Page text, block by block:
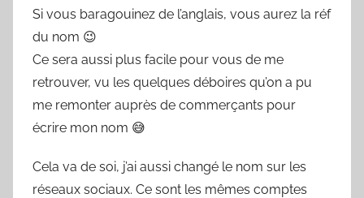
Si vous baragouinez de l’anglais, vous aurez la réf
du nom 😉
Ce sera aussi plus facile pour vous de me
retrouver, vu les quelques déboires qu’on a pu
me remonter auprès de commerçants pour
écrire mon nom 😅
Cela va de soi, j’ai aussi changé le nom sur les
réseaux sociaux. Ce sont les mêmes comptes